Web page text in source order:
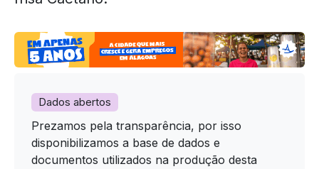
Dados abertos
Prezamos pela transparência, por isso
disponibilizamos a base de dados e
documentos utilizados na produção desta